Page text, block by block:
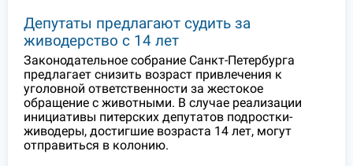
Депутаты предлагают судить за
живодерство с 14 лет
Законодательное собрание Санкт-Петербурга
предлагает снизить возраст привлечения к
уголовной ответственности за жестокое
обращение с животными. В случае реализации
инициативы питерских депутатов подростки-
живодеры, достигшие возраста 14 лет, могут
отправиться в колонию.